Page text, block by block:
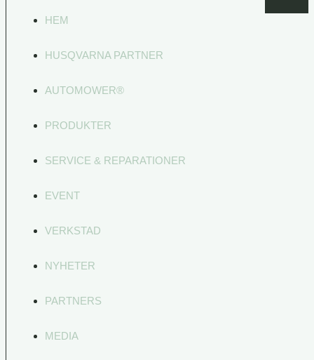
HEM
HUSQVARNA PARTNER
AUTOMOWER®
PRODUKTER
SERVICE & REPARATIONER
EVENT
VERKSTAD
NYHETER
PARTNERS
MEDIA